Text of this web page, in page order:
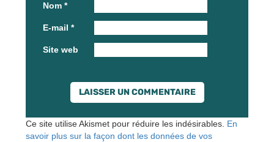
Nom *
E-mail *
Site web
Ce site utilise Akismet pour réduire les indésirables. En
savoir plus sur la façon dont les données de vos